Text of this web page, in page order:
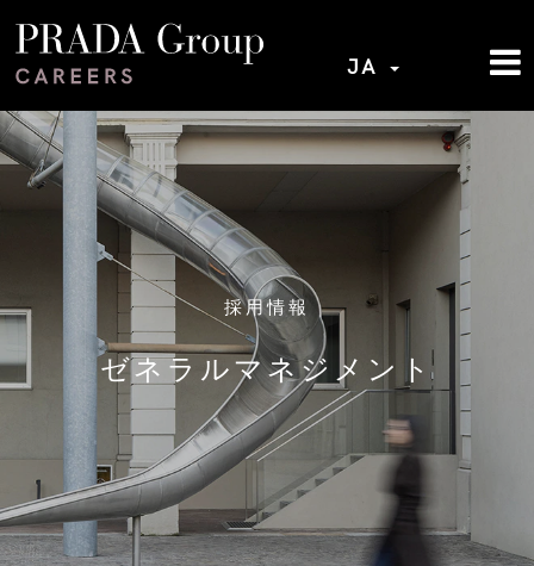
JA
採用情報
ゼネラルマネジメント